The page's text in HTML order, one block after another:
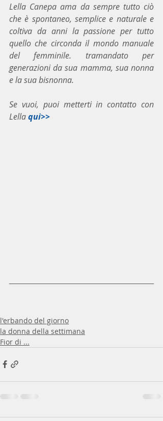
Lella Canepa ama da sempre tutto ciò
che è spontaneo, semplice e naturale e
coltiva da anni la passione per tutto
quello che circonda il mondo manuale
del femminile. tramandato per
generazioni da sua mamma, sua nonna
e la sua bisnonna.
Se vuoi, puoi metterti in contatto con
Lella qui>>
l'erbando del giorno
la donna della settimana
Fior di ...